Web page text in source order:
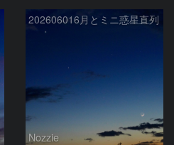
202606016月とミニ惑星直列
Nozzie